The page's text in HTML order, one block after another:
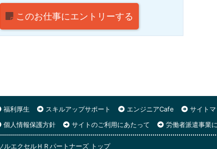
このお仕事にエントリーする
福利厚生 スキルアップサポート エンジニアCafe サイト
個人情報保護方針 サイトのご利用にあたって 労働者派遣事業
ルエクセルＨＲパートナーズ トップ